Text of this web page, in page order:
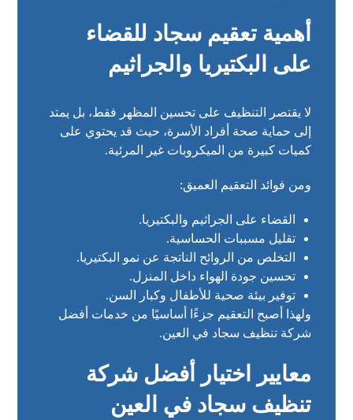
أهمية تعقيم سجاد للقضاء
على البكتيريا والجراثيم
لا يقتصر التنظيف على تحسين المظهر فقط، بل يمتد
إلى حماية صحة أفراد الأسرة، حيث قد يحتوي على
كميات كبيرة من الميكروبات غير المرئية.
ومن فوائد التعقيم العميق:
القضاء على الجراثيم والبكتيريا.
تقليل مسببات الحساسية.
التخلص من الروائح الناتجة عن نمو البكتيريا.
تحسين جودة الهواء داخل المنزل.
توفير بيئة صحية للأطفال وكبار السن.
ولهذا أصبح التعقيم جزءًا أساسيًا من خدمات أفضل
شركة تنظيف سجاد في العين.
معايير اختيار أفضل شركة
تنظيف سجاد في العين